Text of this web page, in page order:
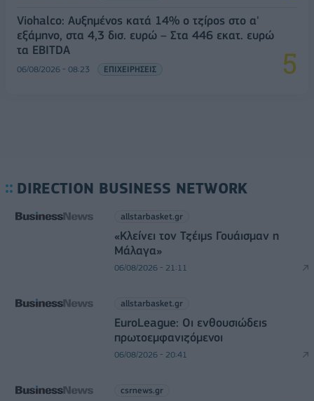
Viohalco: Αυξημένος κατά 14% ο τζίρος στο α'
εξάμηνο, στα 4,3 δισ. ευρώ – Στα 446 εκατ. ευρώ
τα EBITDA
06/08/2026 - 08:23 ΕΠΙΧΕΙΡΗΣΕΙΣ
DIRECTION BUSINESS NETWORK
allstarbasket.gr
«Κλείνει τον Τζέιμς Γουάισμαν η
Μάλαγα»
06/08/2026 - 21:11
allstarbasket.gr
EuroLeague: Οι ενθουσιώδεις
πρωτοεμφανιζόμενοι
06/08/2026 - 20:41
csrnews.gr